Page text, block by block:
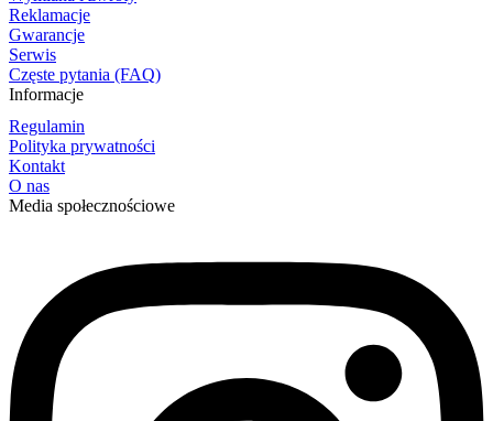
Reklamacje
Gwarancje
Serwis
Częste pytania (FAQ)
Informacje
Regulamin
Polityka prywatności
Kontakt
O nas
Media społecznościowe